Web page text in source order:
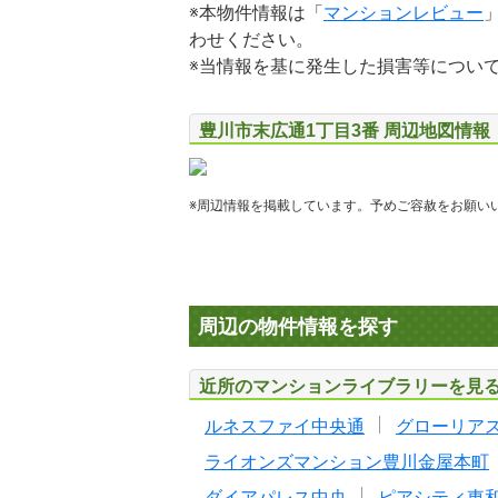
※本物件情報は「 マンションレビュー
わせください。
※当情報を基に発生した損害等につい
豊川市末広通1丁目3番 周辺地図情報
※周辺情報を掲載しています。予めご容赦をお願い
周辺の物件情報を探す
近所のマンションライブラリーを見
ルネスファイ中央通
グローリア
ライオンズマンション豊川金屋本町